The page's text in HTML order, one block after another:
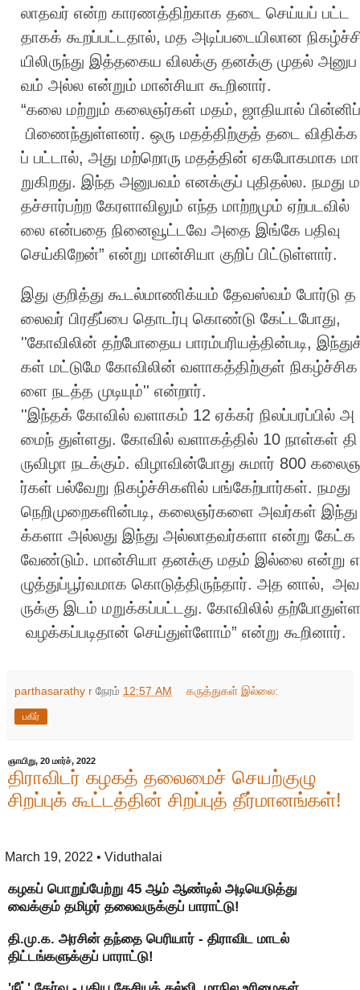
லாதவர் என்ற காரணத்திற்காக தடை செய்யப் பட்ட
தாகக் கூறப்பட்டதால், மத அடிப்படையிலான
யிலிருந்து இத்தகைய விலக்கு தனக்கு முதல் அனுப
வம் அல்ல என்றும் மான்சியா கூறினார்.
“கலை மற்றும் கலைஞர்கள் மதம், ஜாதியால் பின்னிப்
பிணைந்துள்ளனர். ஒரு மதத்திற்குத் தடை
விதிக்க
ப் பட்டால், அது மற்றொரு மதத்தின் ஏகபோகமாக மா
றுகிறது. இந்த அனுபவம் எனக்குப் புதிதல்ல. நமது ம
தச்சார்பற்ற கேரளாவிலும் எந்த மாற்றமும் ஏற்படவில்
லை என்பதை நினைவூட்டவே அதை இங்கே பதிவு
செய்கிறேன்” என்று மான்சியா குறிப் பிட்டுள்ளார்.
இது குறித்து கூடல்மாணிக்யம் தேவஸ்வம் போர்டு த
லைவர் பிரதீப்பை தொடர்பு கொண்டு கேட்டபோது, ​​
''கோவிலின் தற்போதைய பாரம்பரியத்தின்படி,
கள் மட்டுமே கோவிலின் வளாகத்திற்குள் நிகழ்ச்சிக
ளை நடத்த முடியும்'' என்றார்.
''இந்தக் கோவில் வளாகம் 12 ஏக்கர் நிலப்பரப்பில் அ
மைந் துள்ளது. கோவில் வளாகத்தில் 10 நாள்கள் தி
ருவிழா நடக்கும். விழாவின்போது சுமார் 800 கலைஞ
ர்கள் பல்வேறு நிகழ்ச்சிகளில் பங்கேற்பார்கள். நமது
நெறிமுறைகளின்படி, கலைஞர்களை அவர்கள் இந்து
க்களா அல்லது இந்து அல்லாதவர்களா என்று கேட்க
வேண்டும். மான்சியா தனக்கு மதம் இல்லை என்று எ
ழுத்துப்பூர்வமாக கொடுத்திருந்தார். அத னால், அவ
ருக்கு இடம் மறுக்கப்பட்டது. கோவிலில் தற்போதுள்ள
வழக்கப்படிதான் செய்துள்ளோம்” என்று கூறினார்.
parthasarathy r நேரம் 12:57 AM கருத்துகள் இல்லை:
பகிர்
ஞாயிறு, 20 மார்ச், 2022
திராவிடர் கழகத் தலைமைச் செயற்குழு
சிறப்புக் கூட்டத்தின் சிறப்புத் தீர்மானங்கள்!
19, 2022• Viduthalai
கழகப் பொறுப்பேற்று 45 ஆம் ஆண்டில் அடியெடுத்து
வைக்கும் தமிழர் தலைவருக்குப் பாராட்டு!
தி.மு.க. அரசின் தந்தை பெரியார் - திராவிட மாடல்
திட்டங்களுக்குப் பாராட்டு!